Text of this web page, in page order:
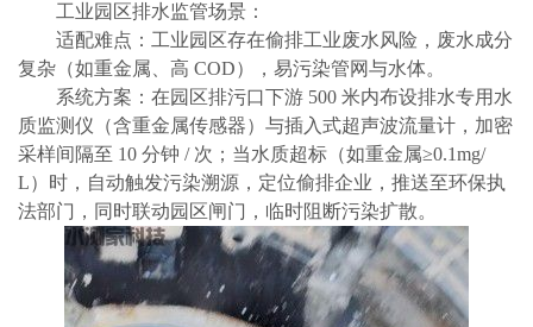
工业园区排水监管场景：
适配难点：工业园区存在偷排工业废水风险，废水成分
复杂（如重金属、高 COD），易污染管网与水体。
系统方案：在园区排污口下游 500 米内布设排水专用水
质监测仪（含重金属传感器）与插入式超声波流量计，加密
采样间隔至 10 分钟 / 次；当水质超标（如重金属≥0.1mg/
L）时，自动触发污染溯源，定位偷排企业，推送至环保执
法部门，同时联动园区闸门，临时阻断污染扩散。